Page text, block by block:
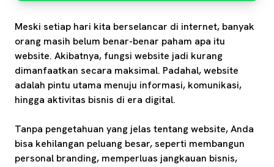
Meski setiap hari kita berselancar di internet, banyak
orang masih belum benar-benar paham apa itu
website. Akibatnya, fungsi website jadi kurang
dimanfaatkan secara maksimal. Padahal, website
adalah pintu utama menuju informasi, komunikasi,
hingga aktivitas bisnis di era digital.
Tanpa pengetahuan yang jelas tentang website, Anda
bisa kehilangan peluang besar, seperti membangun
personal branding, memperluas jangkauan bisnis,